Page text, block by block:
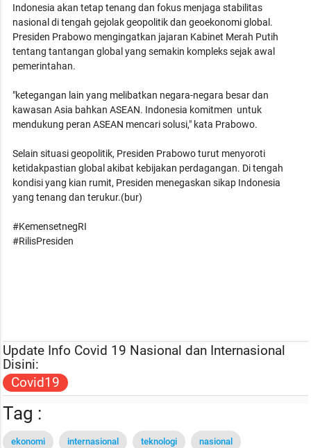
Indonesia akan tetap tenang dan fokus menjaga stabilitas
nasional di tengah gejolak geopolitik dan geoekonomi global.
Presiden Prabowo mengingatkan jajaran Kabinet Merah Putih
tentang tantangan global yang semakin kompleks sejak awal
pemerintahan.
"ketegangan lain yang melibatkan negara-negara besar dan
kawasan Asia bahkan ASEAN. Indonesia komitmen untuk
mendukung peran ASEAN mencari solusi," kata Prabowo.
Selain situasi geopolitik, Presiden Prabowo turut menyoroti
ketidakpastian global akibat kebijakan perdagangan. Di tengah
kondisi yang kian rumit, Presiden menegaskan sikap Indonesia
yang tenang dan terukur.(bur)
#KemensetnegRI
#RilisPresiden
Update Info Covid 19 Nasional dan Internasional
Disini:
Covid19
Tag :
ekonomi internasional teknologi nasional